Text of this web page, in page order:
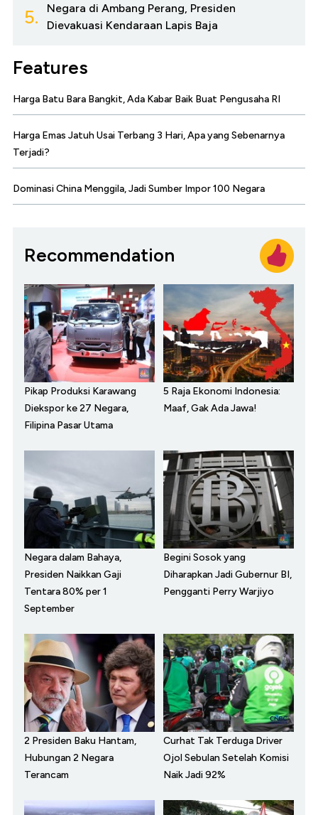
5.
Negara di Ambang Perang, Presiden
Dievakuasi Kendaraan Lapis Baja
Features
Harga Batu Bara Bangkit, Ada Kabar Baik Buat Pengusaha RI
Harga Emas Jatuh Usai Terbang 3 Hari, Apa yang Sebenarnya
Terjadi?
Dominasi China Menggila, Jadi Sumber Impor 100 Negara
Recommendation
Pikap Produksi Karawang
Diekspor ke 27 Negara,
Filipina Pasar Utama
5 Raja Ekonomi Indonesia:
Maaf, Gak Ada Jawa!
Negara dalam Bahaya,
Presiden Naikkan Gaji
Tentara 80% per 1
September
Begini Sosok yang
Diharapkan Jadi Gubernur BI,
Pengganti Perry Warjiyo
2 Presiden Baku Hantam,
Hubungan 2 Negara
Terancam
Curhat Tak Terduga Driver
Ojol Sebulan Setelah Komisi
Naik Jadi 92%